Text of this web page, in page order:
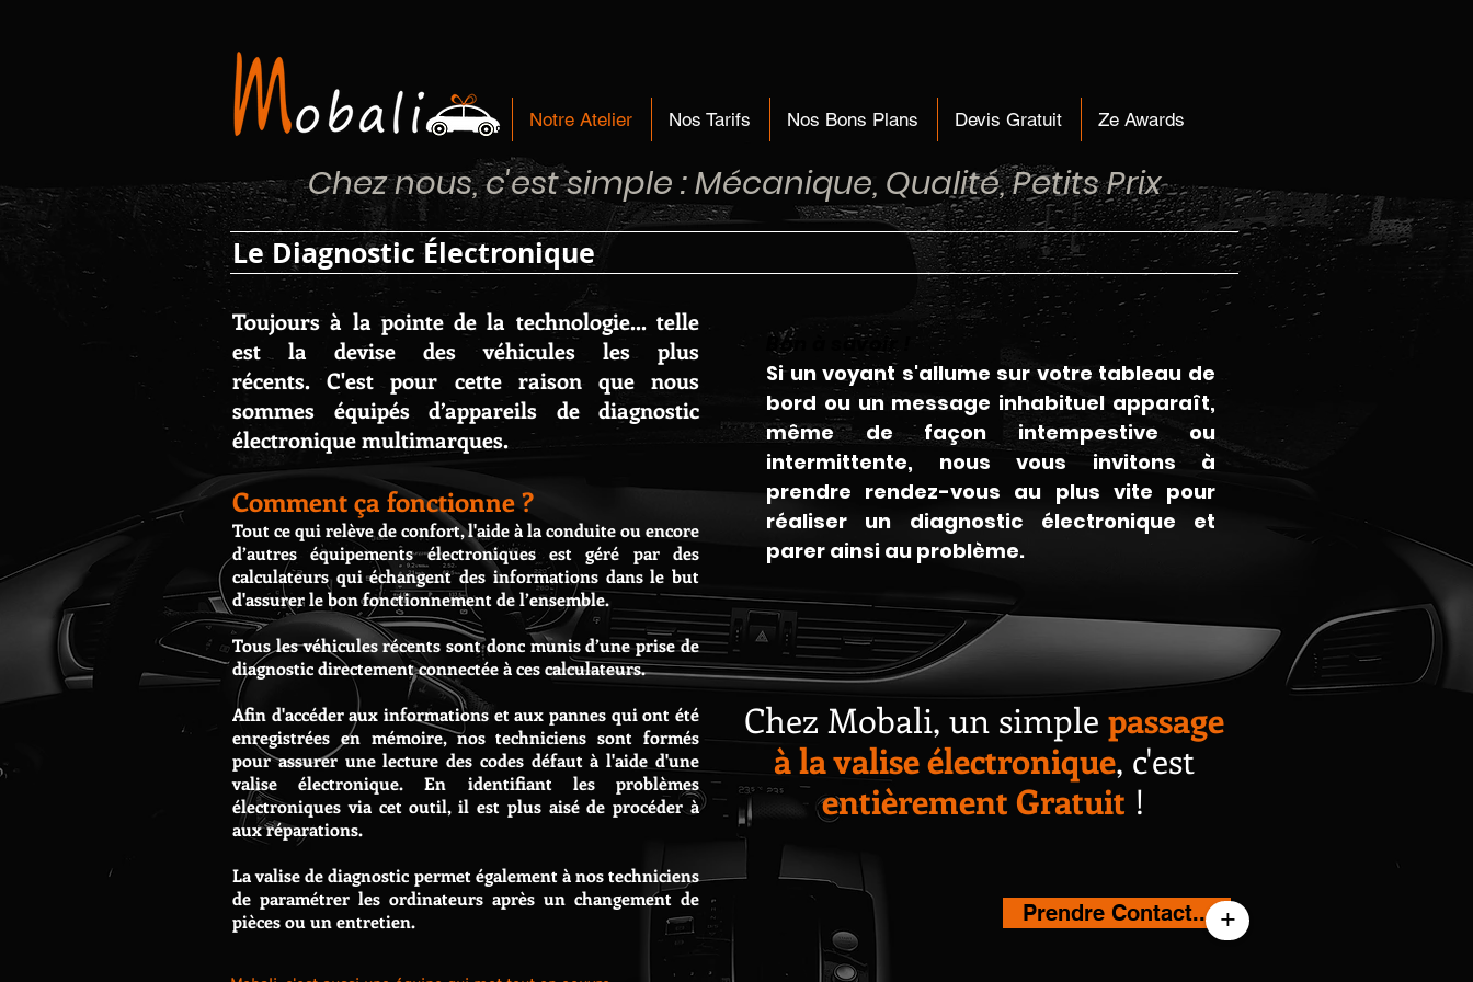
Ze Awards
Devis Gratuit
Nos Bons Plans
Nos Tarifs
Notre Atelier
Chez nous, c'est simple : Mécanique, Qualité, Petits Prix
Le Diagnostic Électronique
Prendre Contact...
Toujours à la pointe de la technologie...telle
est la devise des véhicules les plus
récents. C'est pour cette raison que nous
sommes équipés d’appareils de diagnostic
électronique multimarques.
Comment ça fonctionne ?
Tout ce qui relève de confort, l'aide à la conduite ou encore
d’autres équipements électroniques est géré par des
calculateurs qui échangent des informations dans le but
d'assurer le bon fonctionnement de l’ensemble.
Tous les véhicules récents sont donc munis d’une prise de
diagnostic directement connectée à ces calculateurs.
Afin d'accéder aux informations et aux pannes qui ont été
enregistrées en mémoire, nos techniciens sont formés
pour assurer une lecture des codes défaut à l'aide d'une
valise électronique.En identifiant les problèmes
électroniques via cet outil, il est plus aisé de procéder à
aux réparations.
La valise de diagnostic permet également à nos techniciens
de paramétrer les ordinateurs après un changement de
pièces ou un entretien.
Bon à savoir !
Si un voyant s'allume sur votre tableau de
bord ou un message inhabituel apparaît,
même de façon intempestive ou
intermittente, nous vous invitons à
prendre rendez-vous au plus vite pour
réaliser un diagnostic électronique et
parer ainsi au problème.
Chez Mobali, un simple passage
à la valise électronique, c'est
entièrement Gratuit !
+